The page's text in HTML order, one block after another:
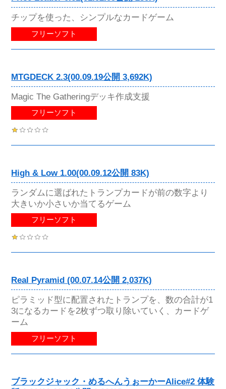
チップを使った、シンプルなカードゲーム
フリーソフト
MTGDECK 2.3(00.09.19公開 3,692K)
Magic The Gatheringデッキ作成支援
フリーソフト
High & Low 1.00(00.09.12公開 83K)
ランダムに選ばれたトランプカードが前の数字より
大きいか小さいか当てるゲーム
フリーソフト
Real Pyramid (00.07.14公開 2,037K)
ピラミッド型に配置されたトランプを、数の合計が1
3になるカードを2枚ずつ取り除いていく、カードゲ
ーム
フリーソフト
ブラックジャック・めるへんうぉーかーAlice#2 体験